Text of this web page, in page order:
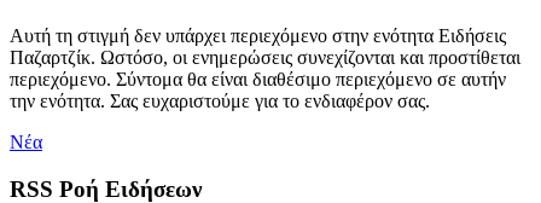
Αυτή τη στιγμή δεν υπάρχει περιεχόμενο στην ενότητα Ειδήσεις
Παζαρτζίκ. Ωστόσο, οι ενημερώσεις συνεχίζονται και προστίθεται
περιεχόμενο. Σύντομα θα είναι διαθέσιμο περιεχόμενο σε αυτήν
την ενότητα. Σας ευχαριστούμε για το ενδιαφέρον σας.
Νέα
RSS Ροή Ειδήσεων